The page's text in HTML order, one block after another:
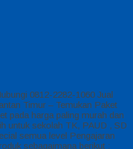
0812-2282-1060 Jual
Timur – Temukan Paket
pada harga paling murah dan
untuk sekolah TK, PAUD , SD
semua level Pengajaran
sebagaimana berikut :